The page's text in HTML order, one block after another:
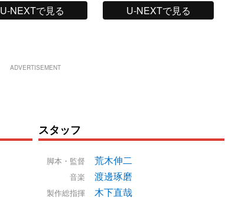
U-NEXTで見る U-NEXTで見る
ADVERTISEMENT
スタッフ
脚本・監督 荒木伸二
音楽 渡邊琢磨
製作総指揮 木下直哉